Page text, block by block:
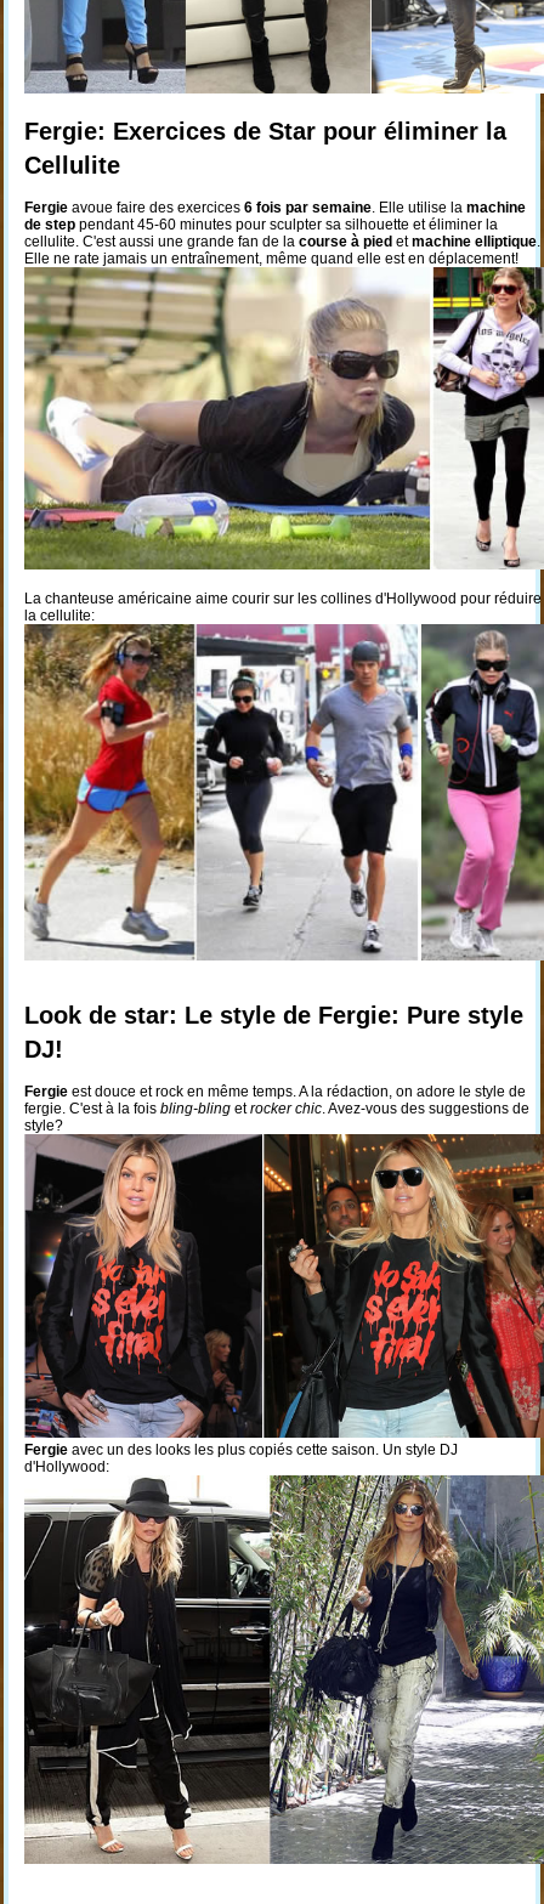
Fergie: Exercices de Star pour éliminer la
Cellulite
Fergieavoue faire des exercices 6 fois par semaine. Elle utilise la machine
de steppendant 45-60 minutes pour sculpter sa silhouette et éliminer la
cellulite. C'est aussi une grande fan de la course à piedetmachine elliptique.
Elle ne rate jamais un entraînement, même quand elle est en déplacement!
La chanteuse américaine aime courir sur les collines d'Hollywood pour réduire
la cellulite:
Look de star: Le style de Fergie: Pure style
DJ!
Fergieest douce et rock en même temps. A la rédaction, on adore le style de
fergie. C'est à la foisbling-bling etrocker chic. Avez-vous des suggestions de
style?
Fergie avec un des looks les plus copiés cette saison. Un style DJ
d'Hollywood: